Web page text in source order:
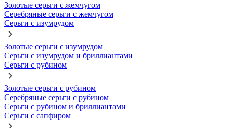
Золотые серьги с жемчугом
Серебряные серьги с жемчугом
Серьги с изумрудом
Золотые серьги с изумрудом
Серьги с изумрудом и бриллиантами
Серьги с рубином
Золотые серьги с рубином
Серебряные серьги с рубином
Серьги с рубином и бриллиантами
Серьги с сапфиром